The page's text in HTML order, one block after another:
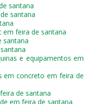
santana
santana
em feira de santana
santana
e equipamentos em
em concreto em feira de
de santana
em feira de santana